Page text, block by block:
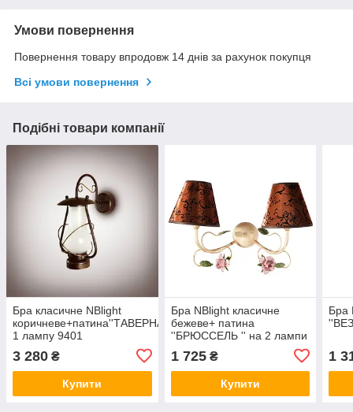
Умови повернення
Повернення товару впродовж 14 днів за рахунок покупця
Всі умови повернення
Подібні товари компанії
Бра класичне NBlight
коричневе+патина''ТАВЕРНА"'на
1 лампу 9401
3 280 ₴
Купити
Бра NBlight класичне
бежеве+ патина
''БРЮCСЕЛЬ '' на 2 лампи
1 725₴
Купити
Бра
1